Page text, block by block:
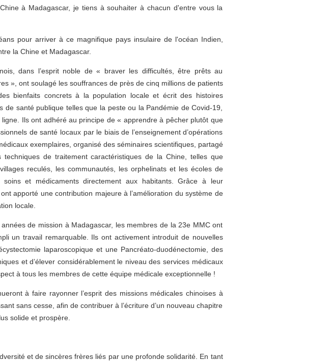
à Madagascar, je tiens à souhaiter à chacun d'entre vous la
pour arriver à ce magnifique pays insulaire de l'océan Indien,
la Chine et Madagascar.
dans l’esprit noble de « braver les difficultés, être prêts au
», ont soulagé les souffrances de près de cinq millions de patients
bienfaits concrets à la population locale et écrit des histoires
santé publique telles que la peste ou la Pandémie de Covid-19,
Ils ont adhéré au principe de « apprendre à pêcher plutôt que
de santé locaux par le biais de l’enseignement d’opérations
exemplaires, organisé des séminaires scientifiques, partagé
de traitement caractéristiques de la Chine, telles que
reculés, les communautés, les orphelinats et les écoles de
et médicaments directement aux habitants. Grâce à leur
apporté une contribution majeure à l’amélioration du système de
locale.
de mission à Madagascar, les membres de la 23e MMC ont
un travail remarquable. Ils ont activement introduit de nouvelles
laparoscopique et une Pancréato-duodénectomie, des
et d’élever considérablement le niveau des services médicaux
à tous les membres de cette équipe médicale exceptionnelle !
à faire rayonner l’esprit des missions médicales chinoises à
sans cesse, afin de contribuer à l’écriture d’un nouveau chapitre
solide et prospère.
et de sincères frères liés par une profonde solidarité. En tant